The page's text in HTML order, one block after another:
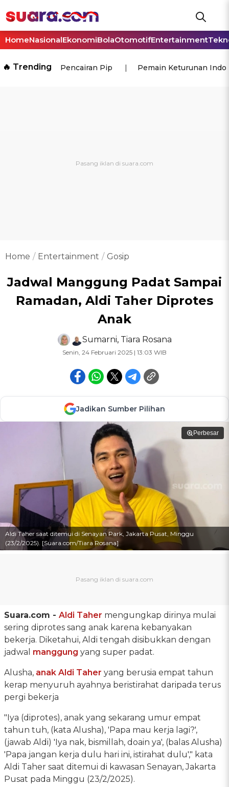
HomeNasionalEkonomiBolaOtomotifEntertainment
🔥 Trending Pencairan Pip Pemain Keturunan
Home Entertainment Gosip
Jadwal Manggung Padat Sampai
Ramadan, Aldi Taher Diprotes
Anak
Sumarni, Tiara Rosana
Senin, 24 Februari 2025 | 13:03 WIB
Jadikan Sumber Pilihan
Perbesar
Aldi Taher saat ditemui di Senayan Park, Jakarta Pusat, Minggu
(23/2/2025). [Suara.com/Tiara Rosana]
Suara.com - Aldi Taher mengungkap dirinya mulai
sering diprotes sang anak karena kebanyakan
bekerja. Diketahui, Aldi tengah disibukkan dengan
jadwal manggung yang super padat.
Alusha, anak Aldi Taher yang berusia empat tahun
kerap menyuruh ayahnya beristirahat daripada terus
pergi bekerja
"Iya (diprotes), anak yang sekarang umur empat
tahun tuh, (kata Alusha), 'Papa mau kerja lagi?',
(jawab Aldi) 'Iya nak, bismillah, doain ya', (balas Alusha)
'Papa jangan kerja dulu hari ini, istirahat dulu'," kata
Aldi Taher saat ditemui di kawasan Senayan, Jakarta
Pusat pada Minggu (23/2/2025).